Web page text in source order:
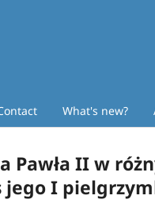
What's new?
Pawła II w
I